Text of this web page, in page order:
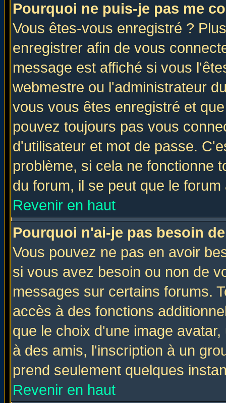
Pourquoi ne puis-je pas me
Vous êtes-vous enregistré ?
enregistrer afin de vous
message est affiché si vous
webmestre ou l'administrateur
vous vous êtes enregistré et
pouvez toujours pas vous
d'utilisateur et mot de passe.
problème, si cela ne fonctionne
du forum, il se peut que le
Revenir en haut
Pourquoi n'ai-je pas besoin
Vous pouvez ne pas en avoir
si vous avez besoin ou non de
messages sur certains forums.
accès à des fonctions
que le choix d'une image
à des amis, l'inscription à un
prend seulement quelques
Revenir en haut